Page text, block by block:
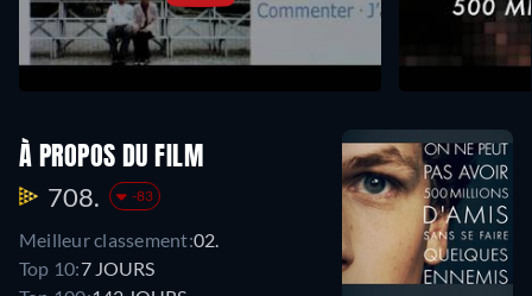
À PROPOS DU FILM
708. -83
Meilleur classement:02.
Top 10:7 JOURS